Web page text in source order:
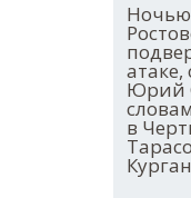
Ночью
Юрий
в